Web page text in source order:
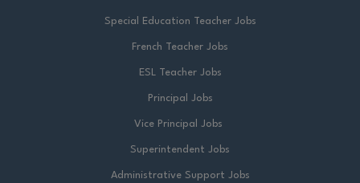
Special Education Teacher Jobs
French Teacher Jobs
ESL Teacher Jobs
Principal Jobs
Vice Principal Jobs
Superintendent Jobs
Administrative Support Jobs